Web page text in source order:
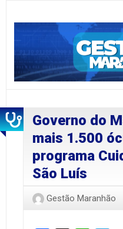
Governo do
mais 1.500
programa
São Luís
Gestão Maranhão